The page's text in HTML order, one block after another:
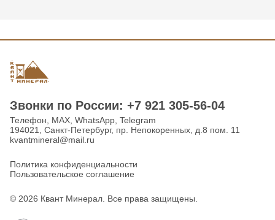
Звонки по Роcсии: +7 921 305-56-04
Телефон, MAX, WhatsApp, Telegram
194021, Санкт-Петербург, пр. Непокоренных, д.8 пом. 11
kvantmineral@mail.ru
Политика конфиденциальности
Пользовательское соглашение
© 2026 Квант Минерал. Все права защищены.